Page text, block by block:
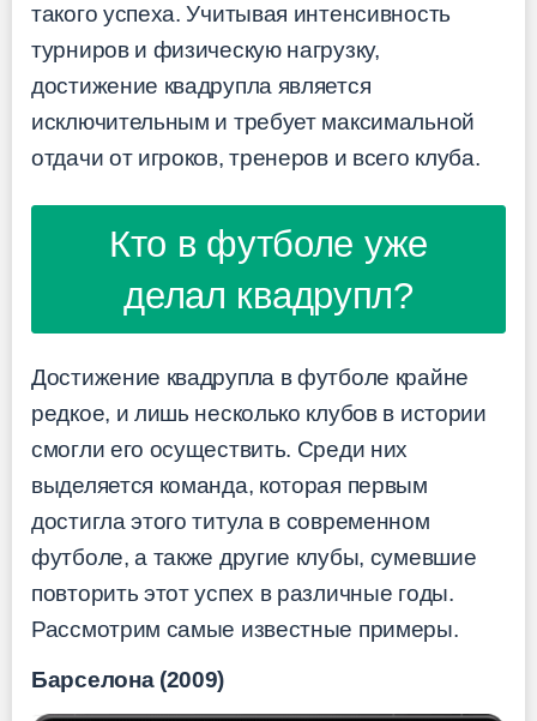
такого успеха. Учитывая интенсивность
турниров и физическую нагрузку,
достижение квадрупла является
исключительным и требует максимальной
отдачи от игроков, тренеров и всего клуба.
Кто в футболе уже
делал квадрупл?
Достижение квадрупла в футболе крайне
редкое, и лишь несколько клубов в истории
смогли его осуществить. Среди них
выделяется команда, которая первым
достигла этого титула в современном
футболе, а также другие клубы, сумевшие
повторить этот успех в различные годы.
Рассмотрим самые известные примеры.
Барселона (2009)